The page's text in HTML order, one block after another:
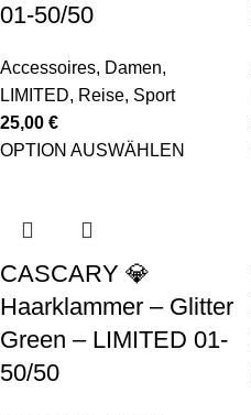
01-50/50
Accessoires, Damen,
LIMITED, Reise, Sport
25,00 €
OPTION AUSWÄHLEN
CASCARY 💎
Haarklammer – Glitter
Green – LIMITED 01-
50/50